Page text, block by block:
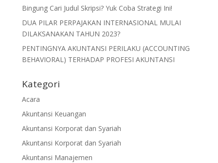
Bingung Cari Judul Skripsi? Yuk Coba Strategi Ini!
DUA PILAR PERPAJAKAN INTERNASIONAL MULAI
DILAKSANAKAN TAHUN 2023?
PENTINGNYA AKUNTANSI PERILAKU (ACCOUNTING
BEHAVIORAL) TERHADAP PROFESI AKUNTANSI
Kategori
Acara
Akuntansi Keuangan
Akuntansi Korporat dan Syariah
Akuntansi Korporat dan Syariah
Akuntansi Manajemen